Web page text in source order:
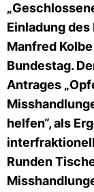
Einladung
Manfred
Bundestag.
Antrages
helfen“, als
Runden